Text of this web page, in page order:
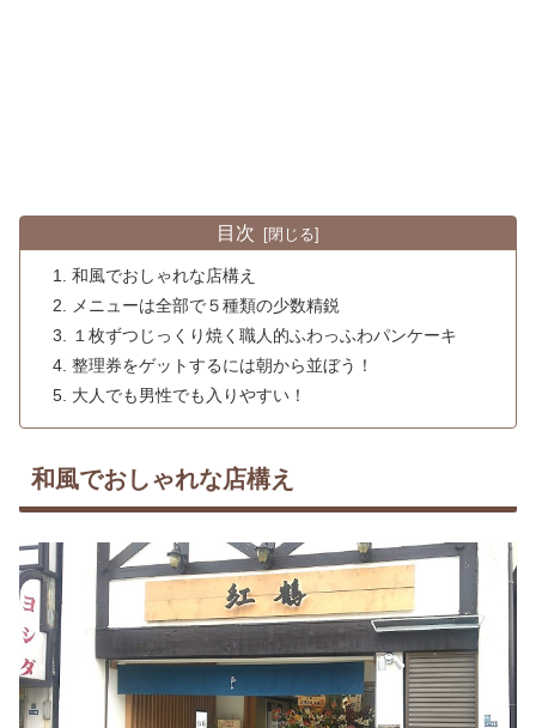
目次
和風でおしゃれな店構え
メニューは全部で５種類の少数精鋭
１枚ずつじっくり焼く職人的ふわっふわパンケーキ
整理券をゲットするには朝から並ぼう！
大人でも男性でも入りやすい！
和風でおしゃれな店構え